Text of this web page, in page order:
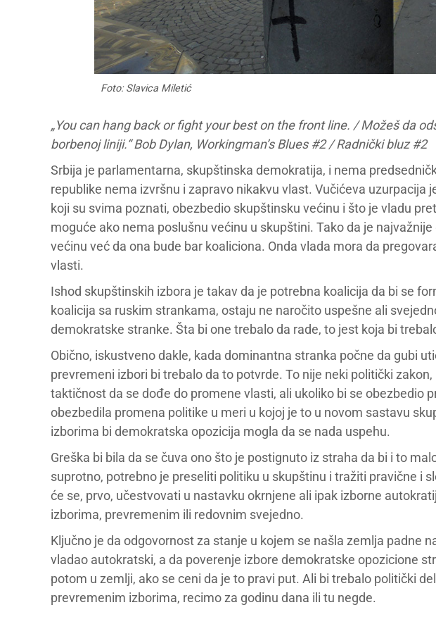
Foto: Slavica Miletić
„You can hang back or fight your best on the front line. / Možeš da
borbenoj liniji.“ Bob Dylan, Workingman’s Blues #2 / Radnički bluz #2
Srbija je parlamentarna, skupštinska demokratija, i nema
republike nema izvršnu i zapravo nikakvu vlast. Vučićeva uzurpacija
koji su svima poznati, obezbedio skupštinsku većinu i što je vladu
moguće ako nema poslušnu većinu u skupštini. Tako da je
većinu već da ona bude bar koaliciona. Onda vlada mora da
vlasti.
Ishod skupštinskih izbora je takav da je potrebna koalicija da bi se
koalicija sa ruskim strankama, ostaju ne naročito uspešne ali
demokratske stranke. Šta bi one trebalo da rade, to jest koja bi
Obično, iskustveno dakle, kada dominantna stranka počne da gubi
prevremeni izbori bi trebalo da to potvrde. To nije neki politički
taktičnost da se dođe do promene vlasti, ali ukoliko bi se obezbedio
obezbedila promena politike u meri u kojoj je to u novom sastavu
izborima bi demokratska opozicija mogla da se nada uspehu.
Greška bi bila da se čuva ono što je postignuto iz straha da bi i to
suprotno, potrebno je preseliti politiku u skupštinu i tražiti pravične i
će se, prvo, učestvovati u nastavku okrnjene ali ipak izborne
izborima, prevremenim ili redovnim svejedno.
Ključno je da odgovornost za stanje u kojem se našla zemlja padne
vladao autokratski, a da poverenje izbore demokratske opozicione
potom u zemlji, ako se ceni da je to pravi put. Ali bi trebalo politički
prevremenim izborima, recimo za godinu dana ili tu negde.